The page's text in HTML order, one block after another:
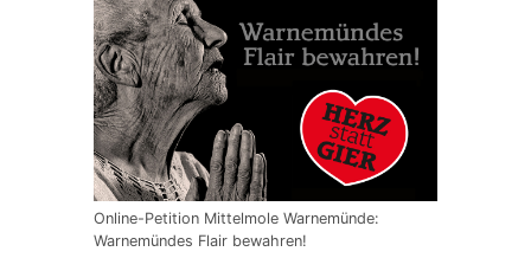
Online-Petition Mittelmole Warnemünde:
Warnemündes Flair bewahren!